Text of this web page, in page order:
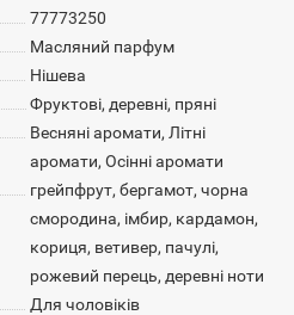
77773250
Масляний парфум
Нішева
Фруктові, деревні, пряні
Весняні аромати, Літні
аромати, Осінні аромати
грейпфрут, бергамот, чорна
смородина, імбир, кардамон,
кориця, ветивер, пачулі,
рожевий перець, деревні ноти
Для чоловіків